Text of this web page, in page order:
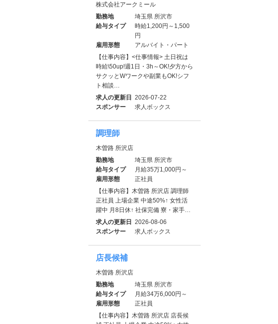
株式会社アークミール
勤務地
埼玉県 所沢市
給与タイプ
時給1,200円～1,500
円
雇用形態
アルバイト・パート
【仕事内容】<仕事情報> 土日祝は
時給\50up!週1日・3h～OK!夕方から
サクッとWワークや副業もOK!シフ
ト相談…
求人の更新日 2026-07-22
スポンサー
求人ボックス
調理師
木曽路 所沢店
勤務地
埼玉県 所沢市
給与タイプ
月給35万1,000円～
雇用形態
正社員
【仕事内容】木曽路 所沢店 調理師
正社員 上場企業 中途50%↑ 女性活
躍中 月8日休↑ 社保完備 寮・家⼿…
求人の更新日 2026-08-06
スポンサー
求人ボックス
店長候補
木曽路 所沢店
勤務地
埼玉県 所沢市
給与タイプ
月給34万6,000円～
雇用形態
正社員
【仕事内容】木曽路 所沢店 店長候